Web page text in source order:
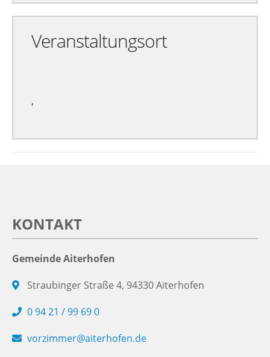
Veranstaltungsort
,
KONTAKT
Gemeinde Aiterhofen
Straubinger Straße 4, 94330 Aiterhofen
0 94 21 / 99 69 0
vorzimmer@aiterhofen.de